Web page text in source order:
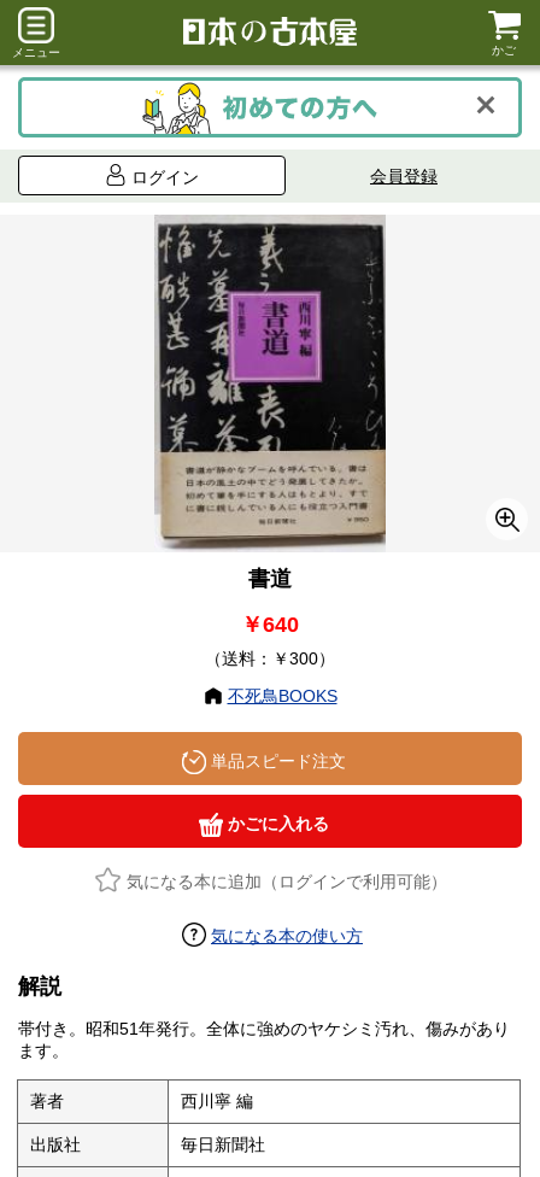
メニュー かご
ログイン 会員登録
書道
￥640
（送料：￥300）
不死鳥BOOKS
単品スピード注文
かごに入れる
気になる本に追加（ログインで利用可能）
気になる本の使い方
解説
帯付き。昭和51年発行。全体に強めのヤケシミ汚れ、傷みがあり
ます。
著者 西川寧 編
出版社 毎日新聞社